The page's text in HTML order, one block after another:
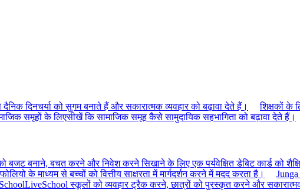
दिनचर्या को सुगम बनाते हैं और सकारात्मक व्यवहार को बढ़ावा देते हैं। शिक्षकों के
समूहों के लिएसीखें कि सामाजिक समूह कैसे सामुदायिक सहभागिता को बढ़ावा देते हैं।
बजट बनाने, बचत करने और निवेश करने सिखाने के लिए एक पर्यवेक्षित डेबिट कार्ड को
के माध्यम से बच्चों को वित्तीय साक्षरता में मार्गदर्शन करने में मदद करता है।
LiveSchool स्कूलों को व्यवहार ट्रैक करने, छात्रों को पुरस्कृत करने और